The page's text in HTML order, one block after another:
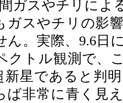
ガスやチリによ
ガスやチリの影
ん。実際、9.6日
クトル観測で、
新星であると判
ば非常に青く見